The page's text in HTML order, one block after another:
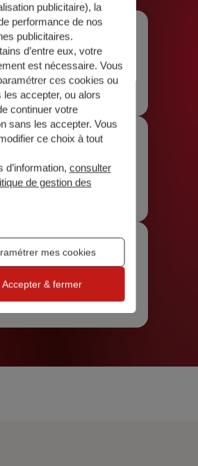
express
un tarif en 2 minutes
Par téléphone
rappeler gratuitement
En agence
agence près de chez vous
publicitaire), la
performance de nos
publicitaires.
d’entre eux, votre
est nécessaire. Vous
ces cookies ou
les accepter, ou alors
continuer votre
sans les accepter. Vous
ce choix à tout
d’information, consulter
de gestion des
mes cookies
Accepter & fermer